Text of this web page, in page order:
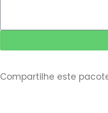
Compartilhe este